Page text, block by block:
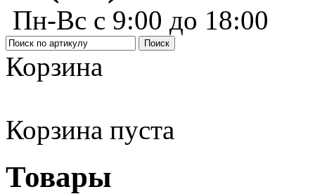
Пн-Вс с 9:00 до 18:00
Корзина
Корзина пуста
Товары